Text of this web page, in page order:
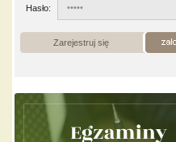
Hasło:
Zarejestruj się